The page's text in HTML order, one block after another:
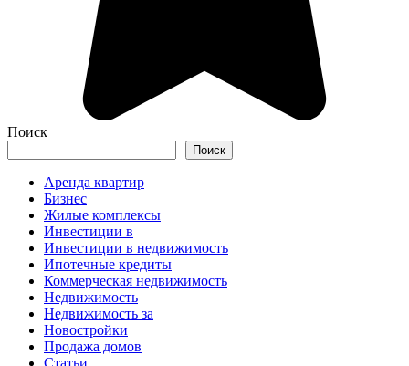
Поиск
Поиск
Аренда квартир
Бизнес
Жилые комплексы
Инвестиции в
Инвестиции в недвижимость
Ипотечные кредиты
Коммерческая недвижимость
Недвижимость
Недвижимость за
Новостройки
Продажа домов
Статьи